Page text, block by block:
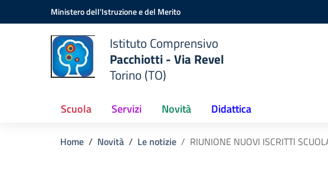
Vai ai contenuti
Vai al menu di navigazioneMinistero dell'Istruzione e del Merito
Istituto Comprensivo
Pacchiotti - Via Revel
Torino (TO)
Scuola Servizi Novità Didattica
Home Novità Le notizie RIUNIONE NUOVI ISCRITTI